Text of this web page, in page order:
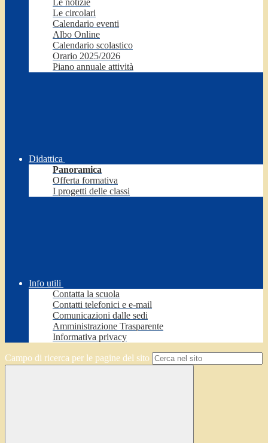
Le notizie
Le circolari
Calendario eventi
Albo Online
Calendario scolastico
Orario 2025/2026
Piano annuale attività
Didattica
Panoramica
Offerta formativa
I progetti delle classi
Info utili
Contatta la scuola
Contatti telefonici e e-mail
Comunicazioni dalle sedi
Amministrazione Trasparente
Informativa privacy
Campo di ricerca per le pagine del sito